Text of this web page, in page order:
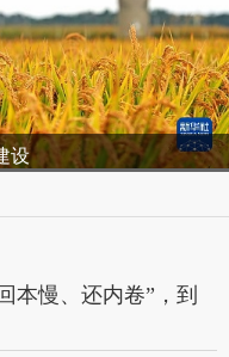
设
本慢、还内卷”，到